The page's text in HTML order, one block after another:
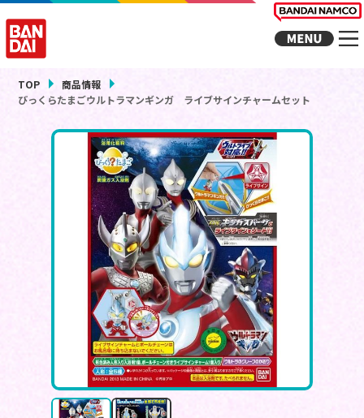
TOP
商品情報
びっくらたまごウルトラマンギンガ ライブサインチャームセット